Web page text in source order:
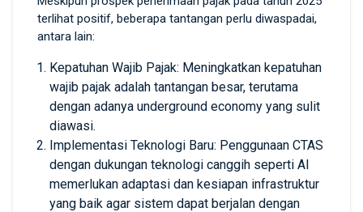
terlihat positif, beberapa tantangan perlu diwaspadai,
antara lain:
Kepatuhan Wajib Pajak: Meningkatkan kepatuhan
wajib pajak adalah tantangan besar, terutama
dengan adanya underground economy yang sulit
diawasi.
Implementasi Teknologi Baru: Penggunaan CTAS
dengan dukungan teknologi canggih seperti AI
memerlukan adaptasi dan kesiapan infrastruktur
yang baik agar sistem dapat berjalan dengan